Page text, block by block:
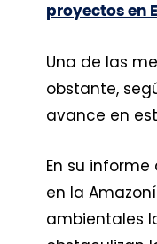
proyectos en
Una de las
obstante,
avance en
En su
en la
ambientales